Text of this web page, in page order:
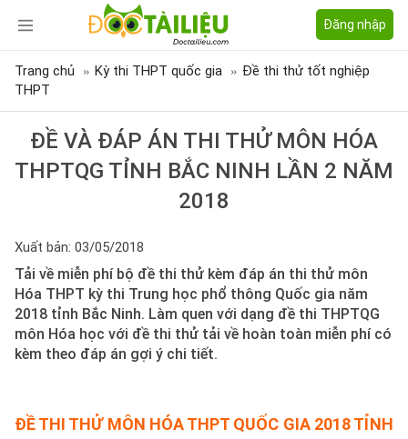
Đăng nhập
Trang chủ Kỳ thi THPT quốc gia
Đề thi thử tốt nghiệp
THPT
ĐỀ VÀ ĐÁP ÁN THI THỬ MÔN HÓA
THPTQG TỈNH BẮC NINH LẦN 2 NĂM
2018
Xuất bản: 03/05/2018
Tải về miễn phí bộ đề thi thử kèm đáp án thi thử môn
Hóa THPT kỳ thi Trung học phổ thông Quốc gia năm
2018 tỉnh Bắc Ninh. Làm quen với dạng đề thi THPTQG
môn Hóa học với đề thi thử tải về hoàn toàn miễn phí có
kèm theo đáp án gợi ý chi tiết.
ĐỀ THI THỬ MÔN HÓA THPT QUỐC GIA 2018 TỈNH